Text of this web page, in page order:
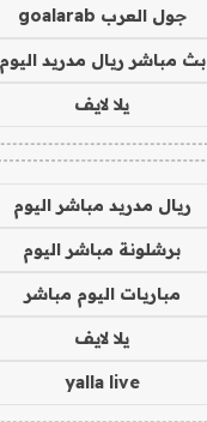
جول العرب goalarab
بث مباشر ريال مدريد اليوم
يلا لايف
ريال مدريد مباشر اليوم
برشلونة مباشر اليوم
مباريات اليوم مباشر
يلا لايف
yalla live